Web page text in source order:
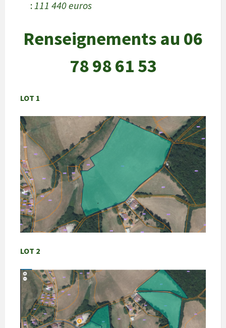
:111 440 euros
Renseignements au 06
78 98 61 53
LOT 1
LOT 2